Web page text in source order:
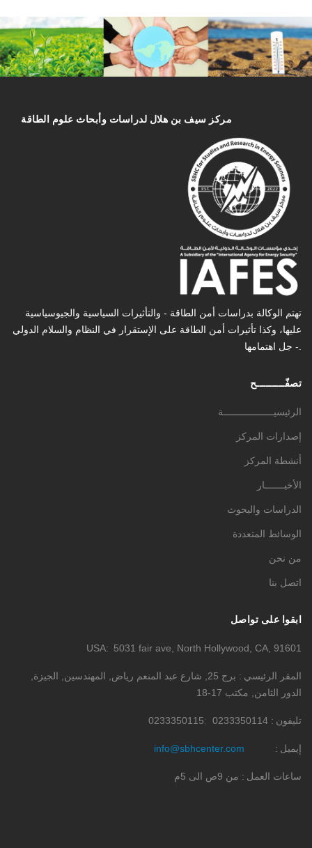
مركز سیف بن هلال لدراسات وأبحاث علوم الطاقة
تهتم الوكالة بدراسات أمن الطاقة - والتأثیرات السیاسیة والجیوسیاسیة
عليها، وكذا تأثیرات أمن الطاقة على الإستقرار في النظام والسلام الدولي
- جل اهتمامها.
تصفّـــــــــح
الرئيسيــــــــــــــــــة
إصدارات المركز
أنشطة المركز
الأخبـــــــار
الدراسات والبحوث
الوسائط المتعددة
من نحن
اتصل بنا
ابقوا على تواصل
USA 5031 fair ave, North Hollywood, CA, 91601
المقر الرئيسي
برج 25, شارع عبد المنعم رياض, المهندسين, الجيزة,
الدور الثامن, مكتب 17-18
تليفون 0233350114
0233350115
إيميل info@sbhcenter.com
ساعات العمل من 9ص الى 5م